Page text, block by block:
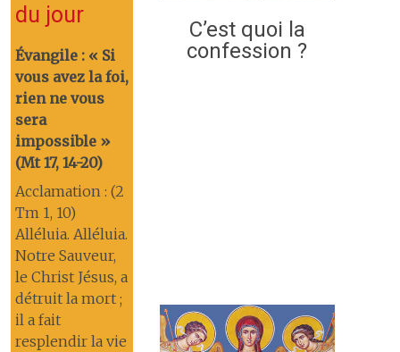
du jour
Évangile : « Si
vous avez la foi,
rien ne vous
sera
impossible »
(Mt 17, 14-20)
Acclamation : (2
Tm 1, 10)
Alléluia. Alléluia.
Notre Sauveur,
le Christ Jésus, a
détruit la mort ;
il a fait
resplendir la vie
C’est quoi la
confession ?